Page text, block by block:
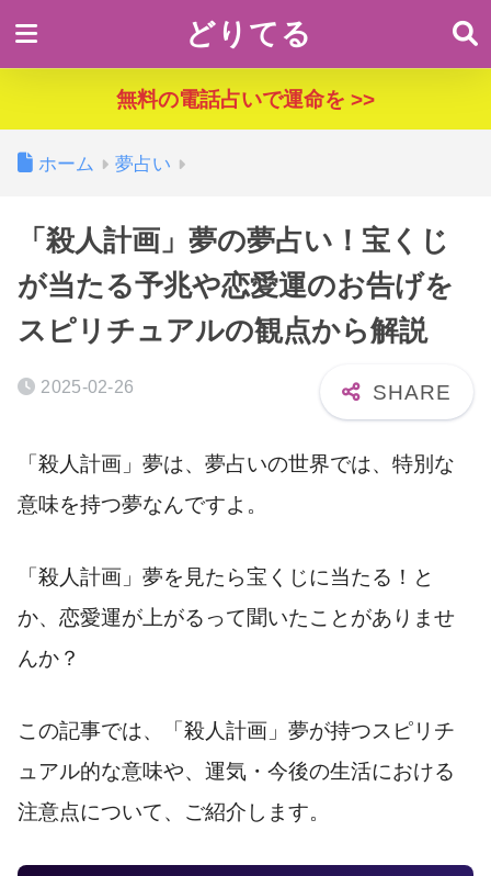
どりてる
無料の電話占いで運命を >>
ホーム 夢占い
「殺人計画」夢の夢占い！宝くじ
が当たる予兆や恋愛運のお告げを
スピリチュアルの観点から解説
2025-02-26
「殺人計画」夢は、夢占いの世界では、特別な
意味を持つ夢なんですよ。
「殺人計画」夢を見たら宝くじに当たる！と
か、恋愛運が上がるって聞いたことがありませ
んか？
この記事では、「殺人計画」夢が持つスピリチ
ュアル的な意味や、運気・今後の生活における
注意点について、ご紹介します。